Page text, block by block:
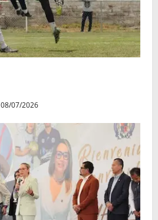
08/07/2026